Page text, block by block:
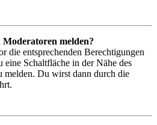
melden?
die entsprechenden Berechtigungen
eine Schaltfläche in der Nähe des
melden. Du wirst dann durch die